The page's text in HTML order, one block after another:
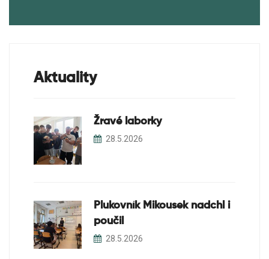
Aktuality
Žravé laborky
28.5.2026
Plukovník Mikousek nadchl i
poučil
28.5.2026